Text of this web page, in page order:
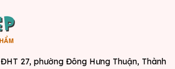
27, phường Đông Hưng Thuận, Thành